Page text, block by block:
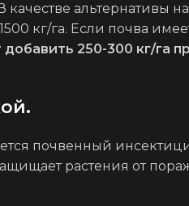
альтернативы
кг/га. Если почва
добавить 250-300 кг/га
почвенный
растения от